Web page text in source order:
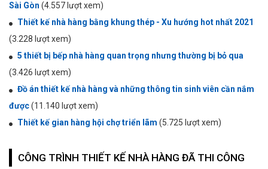
Sài Gòn (4.557 lượt xem)
Thiết kế nhà hàng bằng khung thép - Xu hướng hot nhất 2021
(3.228 lượt xem)
5 thiết bị bếp nhà hàng quan trọng nhưng thường bị bỏ qua
(3.426 lượt xem)
Đồ án thiết kế nhà hàng và những thông tin sinh viên cần nắm
được(11.140 lượt xem)
Thiết kế gian hàng hội chợ triển lãm (5.725 lượt xem)
CÔNG TRÌNH THIẾT KẾ NHÀ HÀNG ĐÃ THI CÔNG